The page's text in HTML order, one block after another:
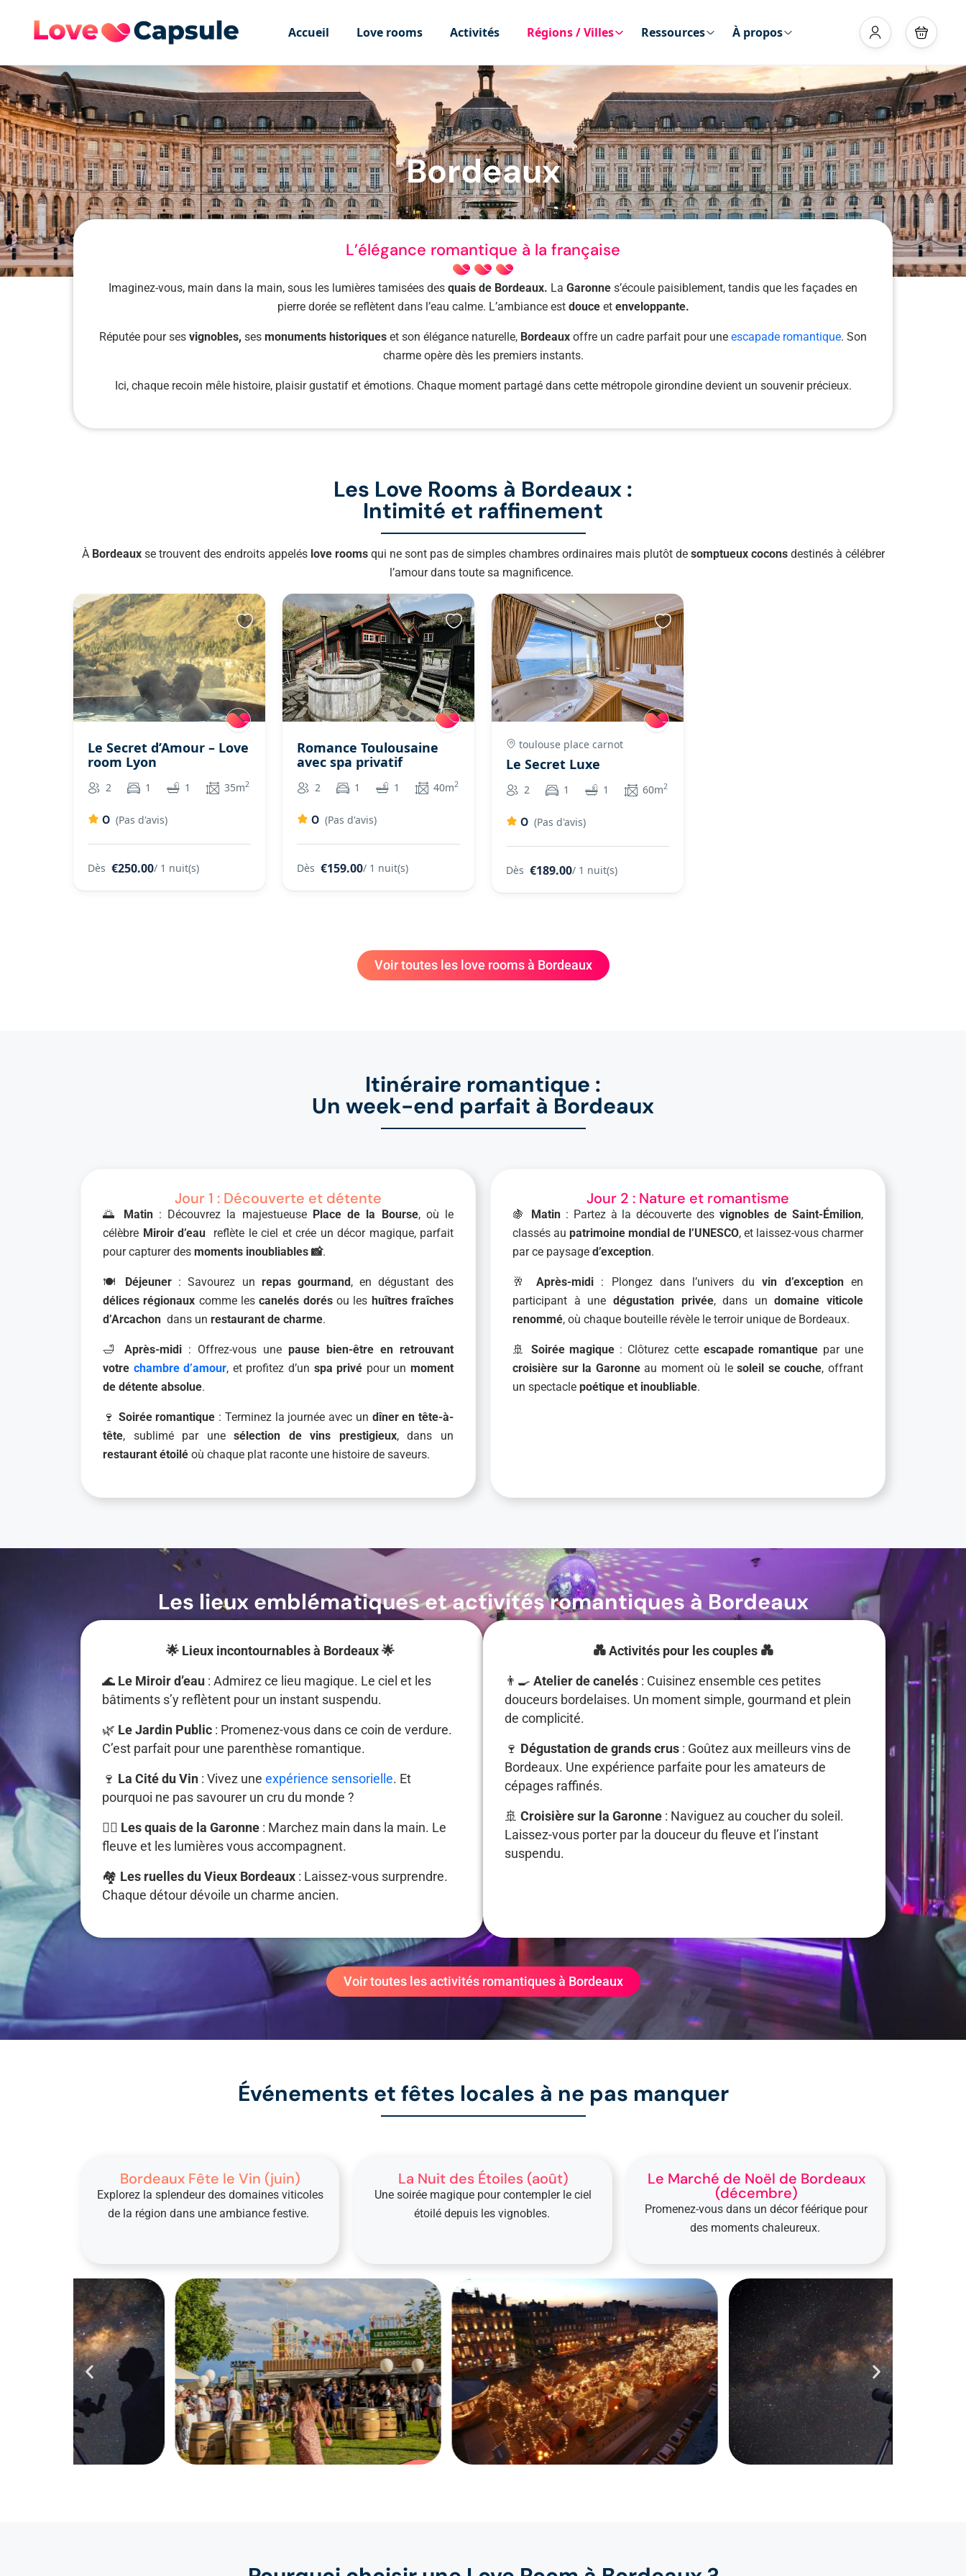
Accueil Love rooms Activités Régions / Villes Ressources À propos
Bordeaux
L’élégance romantique à la française
Imaginez-vous, main dans la main, sous les lumières tamisées des quais de Bordeaux. La Garonne s’écoule paisiblement, tandis que les façades en
pierre dorée se reflètent dans l’eau calme. L’ambiance est douceet enveloppante.
Réputée pour ses vignobles, ses monuments historiques et son élégance naturelle, Bordeaux offre un cadre parfait pour une escapade romantique. Son
charme opère dès les premiers instants.
Ici, chaque recoin mêle histoire, plaisir gustatif et émotions. Chaque moment partagé dans cette métropole girondine devient un souvenir précieux.
Les Love Rooms à Bordeaux :
Intimité et raffinement
À Bordeauxse trouvent des endroits appelés love roomsqui ne sont pas de simples chambres ordinaires mais plutôt de somptueux coconsdestinés à célébrer
l’amour dans toute sa magnificence.
Le Secret d’Amour – Love
room Lyon
2 1 1 35m2
0 (Pas d'avis)
Dès €250.00/ 1 nuit(s)
Romance Toulousaine
avec spa privatif
2 1 1 40m2
0 (Pas d'avis)
Dès €159.00/ 1 nuit(s)
toulouse place carnot
Le Secret Luxe
2 1 1 60m2
0 (Pas d'avis)
Dès €189.00/ 1 nuit(s)
Voir toutes les love rooms à Bordeaux
Itinéraire romantique :
Un week-end parfait à Bordeaux
Jour 1 : Découverte et détente
🌅 Matin: Découvrez la majestueuse Place de la Bourse, où le
célèbre Miroir d’eau reflète le ciel et crée un décor magique, parfait
pour capturer des moments inoubliables 📸.
🍽 Déjeuner : Savourez un repas gourmand , en dégustant des
délices régionaux comme lescanelés dorésou les huîtres fraîches
d’Arcachon dans un restaurant de charme.
🛁 Après-midi : Offrez-vous une pause bien-être en retrouvant
votre chambre d’amour, et profitez d’un spa privé pour unmoment
de détente absolue.
🍷 Soirée romantique : Terminez la journée avec un dîner en tête-à-
tête, sublimé par unesélection de vins prestigieux, dans un
restaurant étoilé où chaque plat raconte une histoire de saveurs.
Jour 2 : Nature et romantisme
🍇 Matin: Partez à la découverte desvignobles de Saint-Émilion,
classés au patrimoine mondial de l’UNESCO, et laissez-vous charmer
par ce paysage d’exception.
🥂 Après-midi: Plongez dans l’univers duvin d’exceptionen
participant à une dégustation privée, dans undomaine viticole
renommé, où chaque bouteille révèle le terroir unique de Bordeaux.
🚢 Soirée magique : Clôturez cette escapade romantique par une
croisière sur la Garonne au moment où lesoleil se couche, offrant
un spectacle poétique et inoubliable.
Les lieux emblématiques et activités romantiques à Bordeaux
🌟 Lieux incontournables à Bordeaux 🌟
🌊 Le Miroir d’eau : Admirez ce lieu magique. Le ciel et les
bâtiments s’y reflètent pour un instant suspendu.
🌿 Le Jardin Public : Promenez-vous dans ce coin de verdure.
C’est parfait pour une parenthèse romantique.
🍷 La Cité du Vin : Vivez une expérience sensorielle. Et
pourquoi ne pas savourer un cru du monde ?
🚶‍♂️ Les quais de la Garonne : Marchez main dans la main. Le
fleuve et les lumières vous accompagnent.
🏘 Les ruelles du Vieux Bordeaux : Laissez-vous surprendre.
Chaque détour dévoile un charme ancien.
💑 Activités pour les couples 💑
👨‍🍳 Atelier de canelés : Cuisinez ensemble ces petites
douceurs bordelaises. Un moment simple, gourmand et plein
de complicité.
🍷 Dégustation de grands crus : Goûtez aux meilleurs vins de
Bordeaux. Une expérience parfaite pour les amateurs de
cépages raffinés.
🚢 Croisière sur la Garonne : Naviguez au coucher du soleil.
Laissez-vous porter par la douceur du fleuve et l’instant
suspendu.
Voir toutes les activités romantiques à Bordeaux
Événements et fêtes locales à ne pas manquer
Bordeaux Fête le Vin (juin)
Explorez la splendeur des domaines viticoles
de la région dans une ambiance festive.
La Nuit des Étoiles (août)
Une soirée magique pour contempler le ciel
étoilé depuis les vignobles.
Le Marché de Noël de Bordeaux
(décembre)
Promenez-vous dans un décor féérique pour
des moments chaleureux.